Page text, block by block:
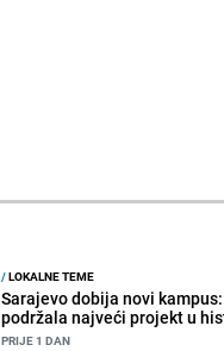
/LOKALNE TEME
Sarajevo dobija novi
podržala najveći projekt u
PRIJE 1 DAN